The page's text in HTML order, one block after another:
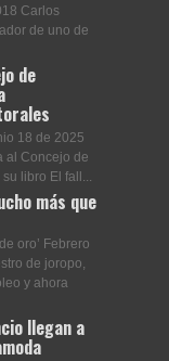
Carlos
de uno de
de
18 de 2025
al Concejo de
libro El fall...
más que
oro’ Febrero
de joropo,
y ahora
llegan a